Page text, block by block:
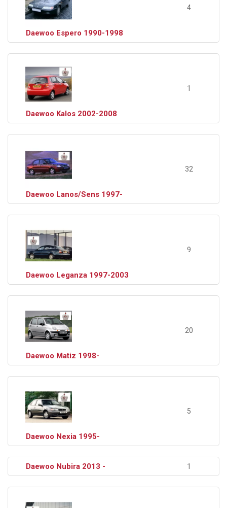
Daewoo Espero 1990-1998
4
Daewoo Kalos 2002-2008
1
Daewoo Lanos/Sens 1997-
32
Daewoo Leganza 1997-2003
9
Daewoo Matiz 1998-
20
Daewoo Nexia 1995-
5
Daewoo Nubira 2013 - 1